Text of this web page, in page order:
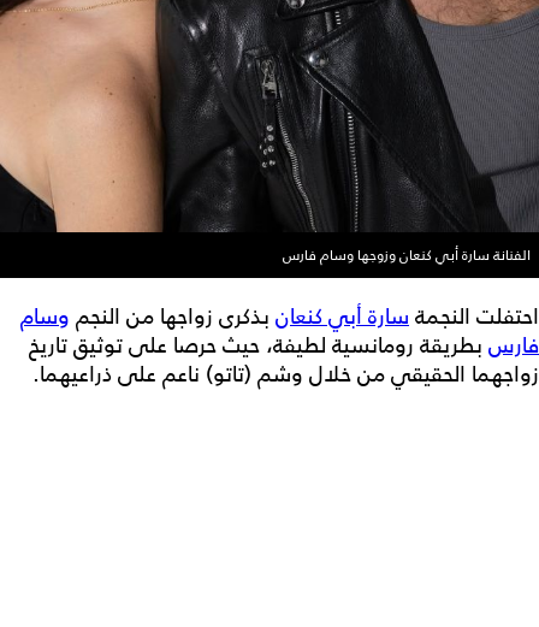
الفنانة سارة أبي كنعان وزوجها وسام فارس
احتفلت النجمةسارة أبي كنعان بذكرى زواجها من النجم وسام
فارس بطريقة رومانسية لطيفة، حيث حرصا على توثيق تاريخ
زواجهما الحقيقي من خلال وشم (تاتو) ناعم على ذراعيهما.